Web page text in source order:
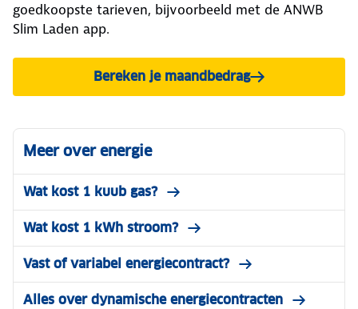
goedkoopste tarieven, bijvoorbeeld met de ANWB
Slim Laden app.
Bereken je maandbedrag
Meer over energie
Wat kost 1 kuub gas?
Wat kost 1 kWh stroom?
Vast of variabel energiecontract?
Alles over dynamische energiecontracten